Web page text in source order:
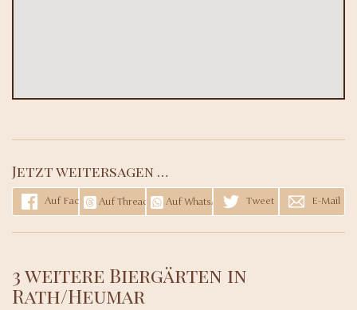
Jetzt weitersagen …
Auf Facebook teilenAuf Threads teilenAuf WhatsApp teilenTweet E-Mail
3 weitere Biergärten in
Rath/Heumar